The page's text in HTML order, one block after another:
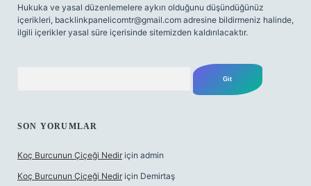
Hukuka ve yasal düzenlemelere aykırı olduğunu düşündüğünüz
içerikleri, backlinkpanelicomtr@gmail.com adresine bildirmeniz halinde,
ilgili içerikler yasal süre içerisinde sitemizden kaldırılacaktır.
SON YORUMLAR
Koç Burcunun Çiçeği Nedir için admin
Koç Burcunun Çiçeği Nedir için Demirtaş